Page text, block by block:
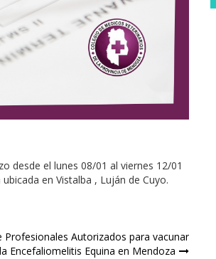
desde el lunes 08/01 al viernes 12/01
en Vistalba , Luján de Cuyo.
Profesionales Autorizados para vacunar
Encefaliomelitis Equina en Mendoza